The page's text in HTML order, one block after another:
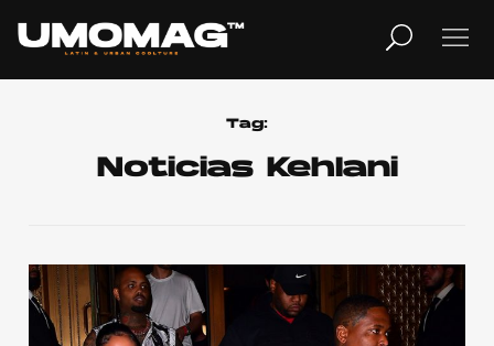
Tag:
Noticias Kehlani